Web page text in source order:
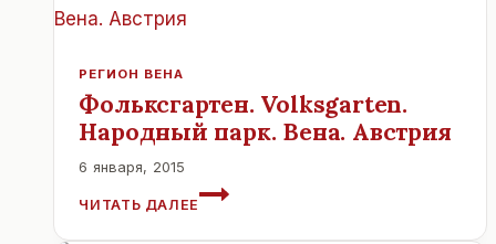
РЕГИОН ВЕНА
Фольксгартен. Volksgarten.
Народный парк. Вена. Австрия
6 января, 2015
ЧИТАТЬ ДАЛЕЕ
ФОЛЬКСГАРТЕН.